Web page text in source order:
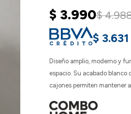
$ 3.990$
$ 3.631
Diseño amplio, moderno y
espacio. Su acabado blanco
cajones permiten mantener